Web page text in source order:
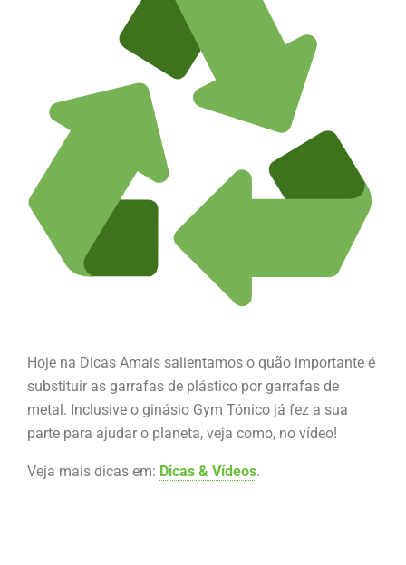
Hoje na Dicas Amais salientamos o quão importante é
substituir as garrafas de plástico por garrafas de
metal. Inclusive o ginásio Gym Tónico já fez a sua
parte para ajudar o planeta, veja como, no vídeo!
Veja mais dicas em: Dicas & Vídeos.